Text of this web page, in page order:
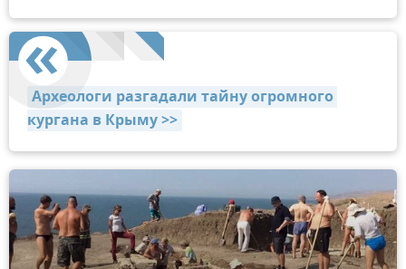
Археологи разгадали тайну огромного
кургана в Крыму >>